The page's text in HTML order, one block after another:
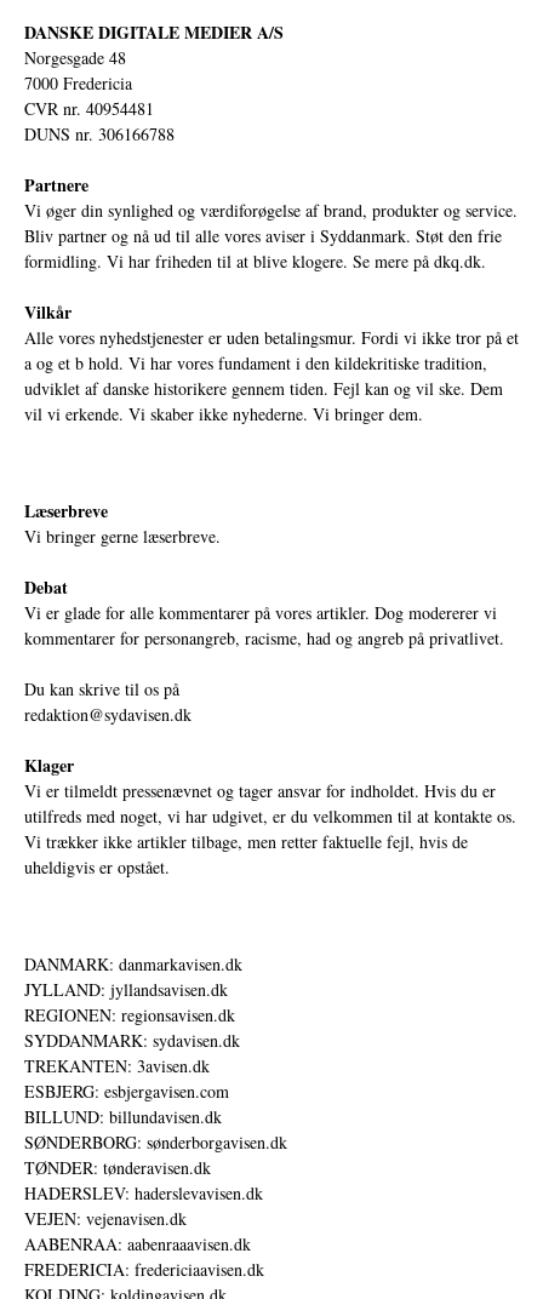
DANSKE DIGITALE MEDIER A/S
Norgesgade 48
7000 Fredericia
CVR nr. 40954481
DUNS nr. 306166788
Partnere
Vi øger din synlighed og værdiforøgelse af brand, produkter og service.
Bliv partner og nå ud til alle vores aviser i Syddanmark. Støt den frie
formidling. Vi har friheden til at blive klogere. Se mere på dkq.dk.
Vilkår
Alle vores nyhedstjenester er uden betalingsmur. Fordi vi ikke tror på et
a og et b hold. Vi har vores fundament i den kildekritiske tradition,
udviklet af danske historikere gennem tiden. Fejl kan og vil ske. Dem
vil vi erkende. Vi skaber ikke nyhederne. Vi bringer dem.
Læserbreve
Vi bringer gerne læserbreve.
Debat
Vi er glade for alle kommentarer på vores artikler. Dog modererer vi
kommentarer for personangreb, racisme, had og angreb på privatlivet.
Du kan skrive til os på
redaktion@sydavisen.dk
Klager
Vi er tilmeldt pressenævnet og tager ansvar for indholdet. Hvis du er
utilfreds med noget, vi har udgivet, er du velkommen til at kontakte os.
Vi trækker ikke artikler tilbage, men retter faktuelle fejl, hvis de
uheldigvis er opstået.
DANMARK: danmarkavisen.dk
JYLLAND: jyllandsavisen.dk
REGIONEN: regionsavisen.dk
SYDDANMARK: sydavisen.dk
TREKANTEN: 3avisen.dk
ESBJERG: esbjergavisen.com
BILLUND: billundavisen.dk
SØNDERBORG: sønderborgavisen.dk
TØNDER: tønderavisen.dk
HADERSLEV: haderslevavisen.dk
VEJEN: vejenavisen.dk
AABENRAA: aabenraaavisen.dk
FREDERICIA: fredericiaavisen.dk